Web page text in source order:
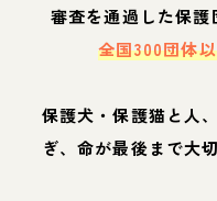
審査を通過した保護
全国300団体
保護犬・保護猫と人
ぎ、命が最後まで大